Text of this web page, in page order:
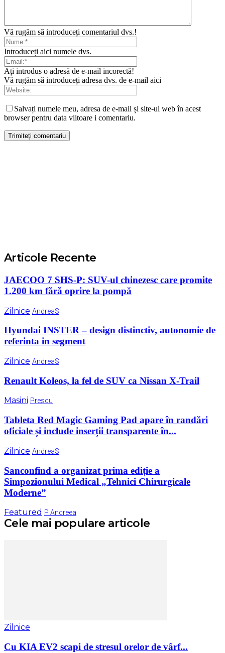
Vă rugăm să introduceți comentariul dvs.!
Introduceți aici numele dvs.
Ați introdus o adresă de e-mail incorectă!
Vă rugăm să introduceți adresa dvs. de e-mail aici
Salvați numele meu, adresa de e-mail și site-ul web în acest
browser pentru data viitoare i comentariu.
Articole Recente
JAECOO 7 SHS-P: SUV-ul chinezesc care promite
1.200 km fără oprire la pompă
Zilnice AndreaS
Hyundai INSTER – design distinctiv, autonomie de
referinta in segment
Zilnice AndreaS
Renault Koleos, la fel de SUV ca Nissan X-Trail
Masini Prescu
Tableta Red Magic Gaming Pad apare în randări
oficiale și include inserții transparente în...
Zilnice AndreaS
Sanconfind a organizat prima ediție a
Simpozionului Medical „Tehnici Chirurgicale
Moderne”
Featured P Andreea
Cele mai populare articole
Zilnice
Cu KIA EV2 scapi de stresul orelor de vârf...